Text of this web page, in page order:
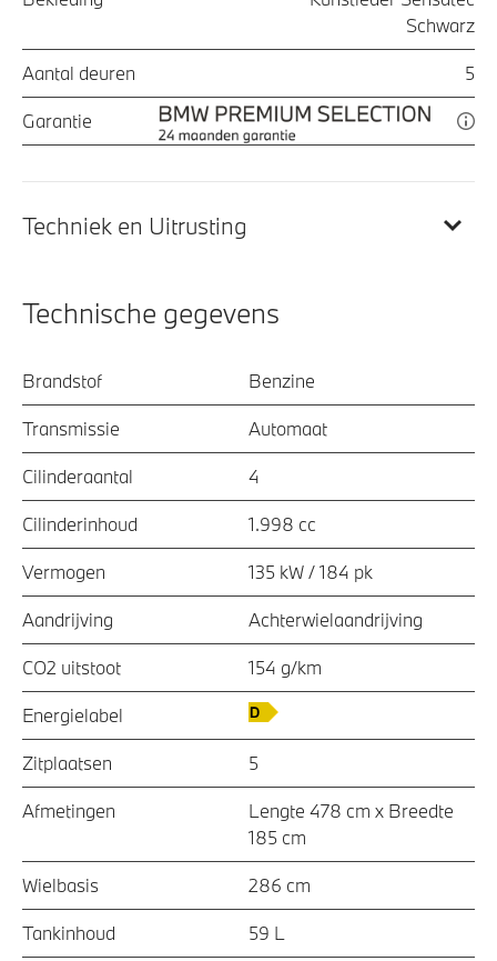
Schwarz
Aantal deuren 5
Garantie
Techniek en Uitrusting
Technische gegevens
Brandstof Benzine
Transmissie Automaat
Cilinderaantal 4
Cilinderinhoud 1.998 cc
Vermogen 135 kW / 184 pk
Aandrijving Achterwielaandrijving
CO2 uitstoot 154 g/km
Energielabel
Zitplaatsen 5
Afmetingen
Lengte 478 cm x Breedte
185 cm
Wielbasis 286 cm
Tankinhoud 59 L